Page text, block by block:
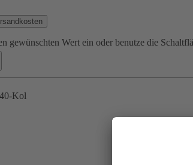
gewünschten Wert ein oder benutze die
Kol